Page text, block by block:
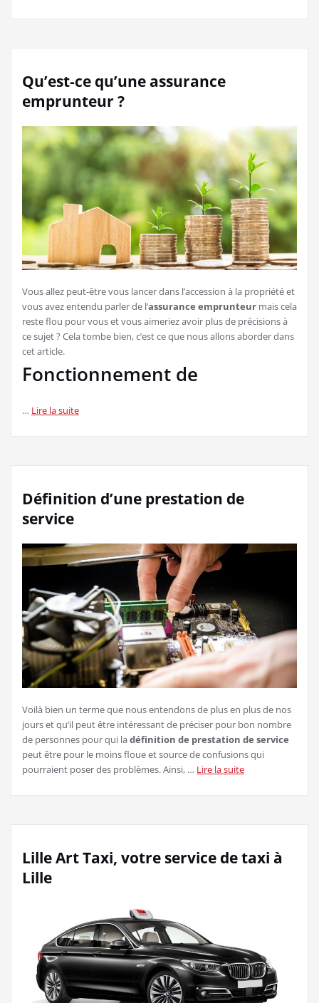
Qu’est-ce qu’une assurance
emprunteur ?
Vous allez peut-être vous lancer dans l’accession à la propriété et
vous avez entendu parler de l’assurance emprunteur mais cela
reste flou pour vous et vous aimeriez avoir plus de précisions à
ce sujet ? Cela tombe bien, c’est ce que nous allons aborder dans
cet article.
Fonctionnement de
… Lire la suite
Définition d’une prestation de
service
Voilà bien un terme que nous entendons de plus en plus de nos
jours et qu’il peut être intéressant de préciser pour bon nombre
de personnes pour qui ladéfinition de prestation de service
peut être pour le moins floue et source de confusions qui
pourraient poser des problèmes. Ainsi, … Lire la suite
Lille Art Taxi, votre service de taxi à
Lille